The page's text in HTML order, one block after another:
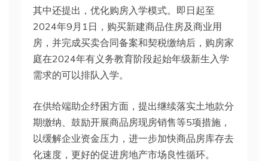
其中还提出，优化购房入学模式。即日起至
2024年9月1日，购买新建商品住房及商业用
房，并完成买卖合同备案和契税缴纳后，购房家
庭在2024年有义务教育阶段起始年级新生入学
需求的可以排队入学。
在供给端助企纾困方面，提出继续落实土地款分
期缴纳、鼓励开展商品房现房销售等5项措施，
以缓解企业资金压力，进一步加快商品房库存去
化速度，更好的促进房地产市场良性循环。